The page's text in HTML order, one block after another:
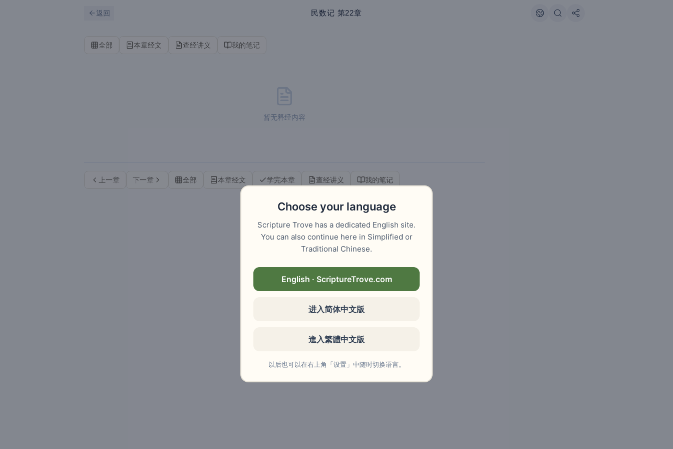
返回 民数记 第22章
全部 本章经文 查经讲义 我的笔记
暂无释经内容
上一章 下一章 全部 本章经文 学完本章 查经讲义 我的笔记
Choose your language
Scripture Trove has a dedicated English site.
You can also continue here in Simplified or
Traditional Chinese.
English · ScriptureTrove.com
进入简体中文版
進入繁體中文版
以后也可以在右上角「设置」中随时切换语言。